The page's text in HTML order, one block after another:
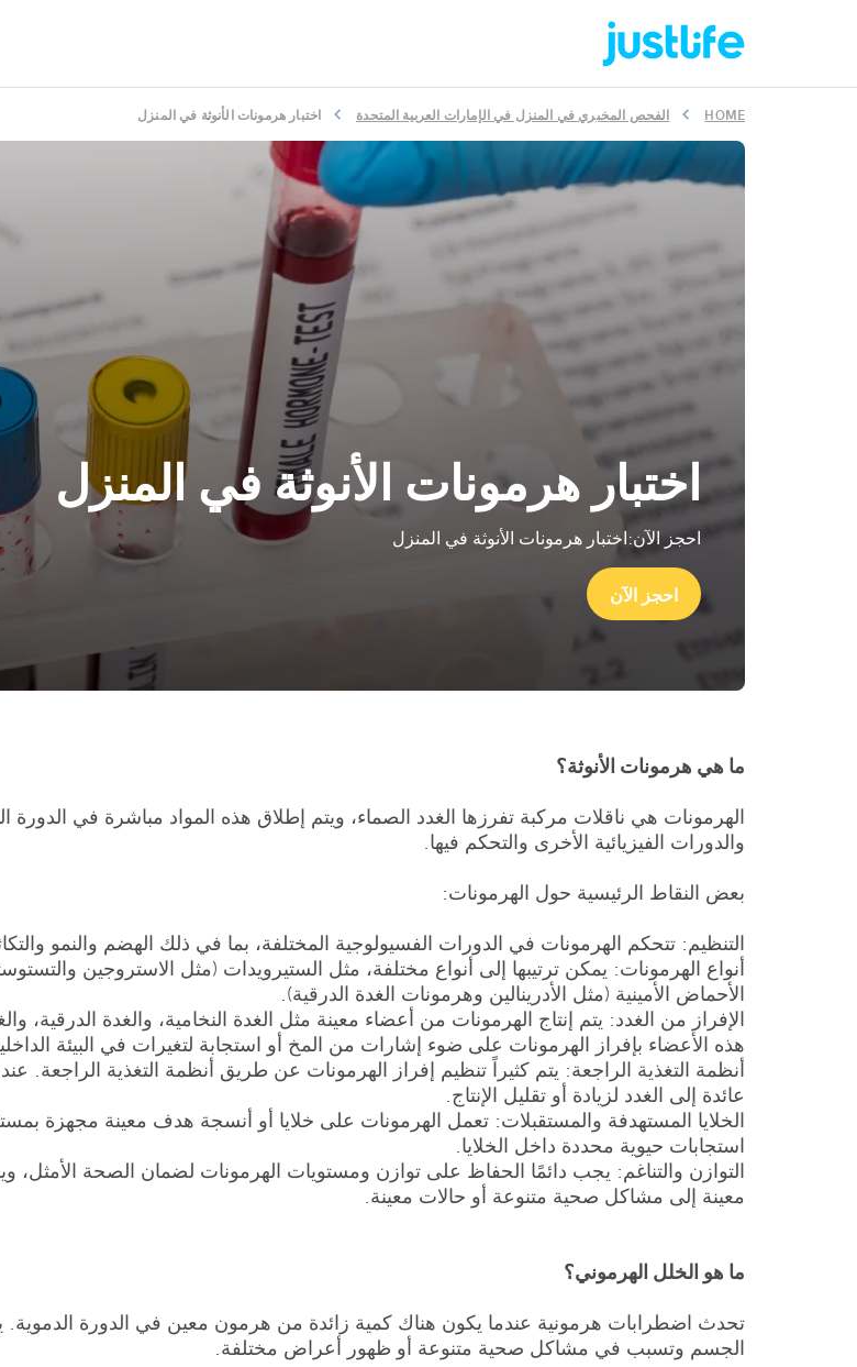
HOME الفحص المخبري في المنزل في الإمارات العربية المتحدة اختبار هرمونات الأنوثة في المنزل
اختبار هرمونات الأنوثة في المنزل
احجز الآن:اختبار هرمونات الأنوثة في المنزل
احجز الآن
ما هي هرمونات الأنوثة؟
الهرمونات هي ناقلات مركبة تفرزها الغدد الصماء، ويتم إطلاق هذه المواد مباشرة في الدورة
والدورات الفيزيائية الأخرى والتحكم فيها.
بعض النقاط الرئيسية حول الهرمونات:
التنظيم: تتحكم الهرمونات في الدورات الفسيولوجية المختلفة، بما في ذلك الهضم والنمو
أنواع الهرمونات: يمكن ترتيبها إلى أنواع مختلفة، مثل الستيرويدات (مثل الاستروجين
الأحماض الأمينية (مثل الأدرينالين وهرمونات الغدة الدرقية).
الإفراز من الغدد: يتم إنتاج الهرمونات من أعضاء معينة مثل الغدة النخامية، والغدة الدرقية،
هذه الأعضاء بإفراز الهرمونات على ضوء إشارات من المخ أو استجابة لتغيرات في البيئة
أنظمة التغذية الراجعة: يتم كثيراً تنظيم إفراز الهرمونات عن طريق أنظمة التغذية
عائدة إلى الغدد لزيادة أو تقليل الإنتاج.
الخلايا المستهدفة والمستقبلات: تعمل الهرمونات على خلايا أو أنسجة هدف معينة مجهزة
استجابات حيوية محددة داخل الخلايا.
التوازن والتناغم: يجب دائمًا الحفاظ على توازن ومستويات الهرمونات لضمان الصحة الأمثل،
معينة إلى مشاكل صحية متنوعة أو حالات معينة.
ما هو الخلل الهرموني؟
تحدث اضطرابات هرمونية عندما يكون هناك كمية زائدة من هرمون معين في الدورة الدموية.
الجسم وتسبب في مشاكل صحية متنوعة أو ظهور أعراض مختلفة.